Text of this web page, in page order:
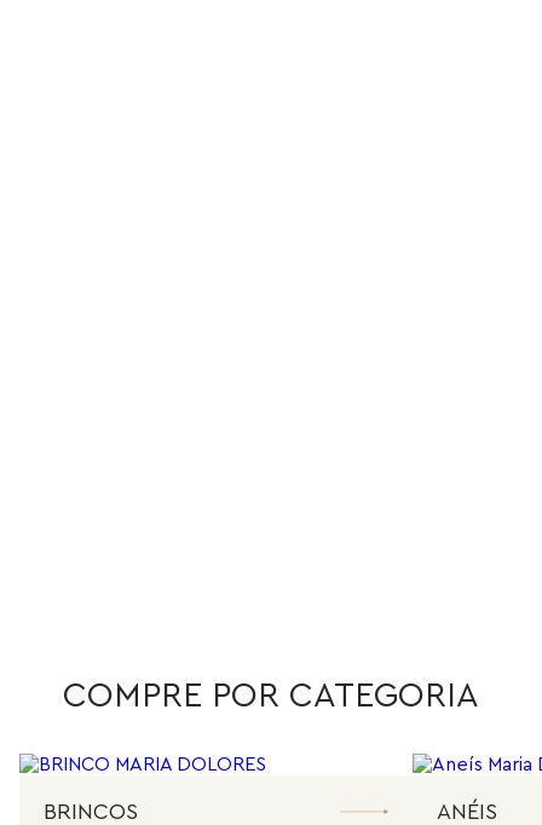
COMPRE POR CATEGORIA
BRINCOS ANÉIS